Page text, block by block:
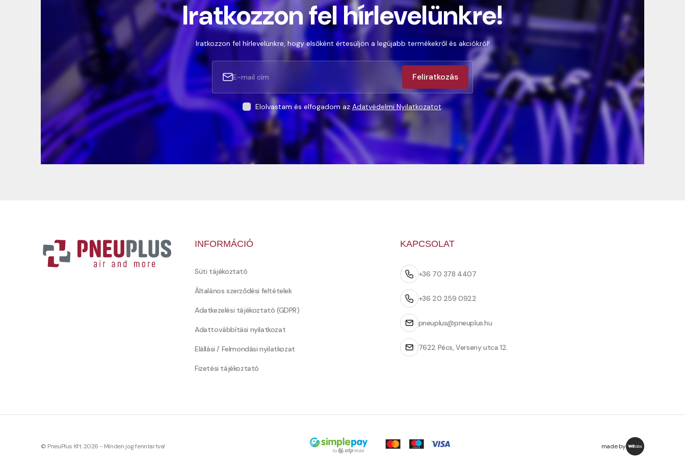
Iratkozzon fel hírlevelünkre!
Iratkozzon fel hírlevelünkre, hogy elsőként értesüljön a legújabb termékekről és akciókról!
Feliratkozás
Elolvastam és elfogadom azAdatvédelmi Nyilatkozatot.
INFORMÁCIÓ
Süti tájékoztató
Általános szerződési feltételek
Adatkezelési tájékoztató (GDPR)
Adattovábbítási nyilatkozat
Elállási / Felmondási nyilatkozat
Fizetési tájékoztató
KAPCSOLAT
+36 70 378 4407
+36 20 259 0922
pneuplus@pneuplus.hu
7622 Pécs, Verseny utca 12.
© PneuPlus Kft. 2026 - Minden jog fenntartva! made by